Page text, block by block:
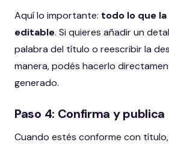
Aquí lo importante: todo lo que
editable. Si quieres añadir un
palabra del título o reescribir la
manera, podés hacerlo
generado.
Paso 4: Confirma y publica
Cuando estés conforme con